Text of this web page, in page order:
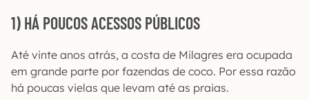
1) HÁ POUCOS ACESSOS PÚBLICOS
Até vinte anos atrás, a costa de Milagres era ocupada
em grande parte por fazendas de coco. Por essa razão
há poucas vielas que levam até as praias.